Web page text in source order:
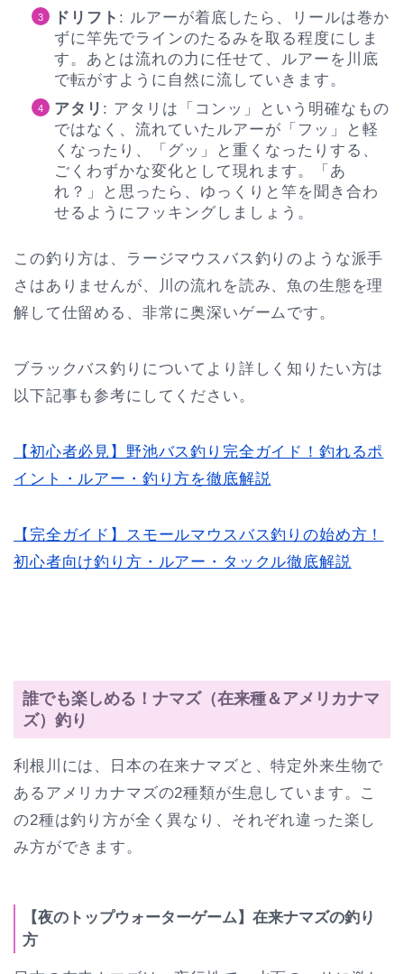
ドリフト : ルアーが着底したら、リールは巻か
ずに竿先でラインのたるみを取る程度にしま
す。あとは流れの力に任せて、ルアーを川底
で転がすように自然に流していきます。
アタリ : アタリは「コンッ」という明確なもの
ではなく、流れていたルアーが「フッ」と軽
くなったり、「グッ」と重くなったりする、
ごくわずかな変化として現れます。「あ
れ？」と思ったら、ゆっくりと竿を聞き合わ
せるようにフッキングしましょう。
この釣り方は、ラージマウスバス釣りのような派手
さはありませんが、川の流れを読み、魚の生態を理
解して仕留める、非常に奥深いゲームです。
ブラックバス釣りについてより詳しく知りたい方は
以下記事も参考にしてください。
【初心者必見】野池バス釣り完全ガイド！釣れるポ
イント・ルアー・釣り方を徹底解説
【完全ガイド】スモールマウスバス釣りの始め方！
初心者向け釣り方・ルアー・タックル徹底解説
誰でも楽しめる！ナマズ（在来種＆アメリカナマ
ズ）釣り
利根川には、日本の在来ナマズと、特定外来生物で
あるアメリカナマズの2種類が生息しています。こ
の2種は釣り方が全く異なり、それぞれ違った楽し
み方ができます。
【夜のトップウォーターゲーム】在来ナマズの釣り
方